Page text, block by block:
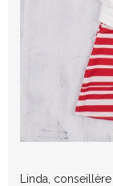
Linda,